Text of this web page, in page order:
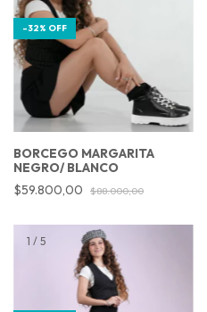
-32% OFF
BORCEGO MARGARITA
NEGRO/ BLANCO
$59.800,00
$88.000,00
1 / 5